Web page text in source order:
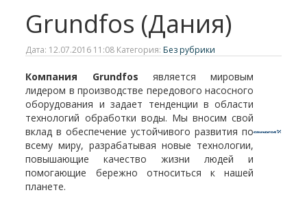
Grundfos (Дания)
Дата: 12.07.2016 11:08 Категория: Без рубрики
Компания Grundfosявляется мировым
лидером в производстве передового насосного
оборудования и задает тенденции в области
технологий обработки воды. Мы вносим свой
вклад в обеспечение устойчивого развития по
всему миру, разрабатывая новые технологии,
повышающие качество жизни людей и
помогающие бережно относиться к нашей
планете.